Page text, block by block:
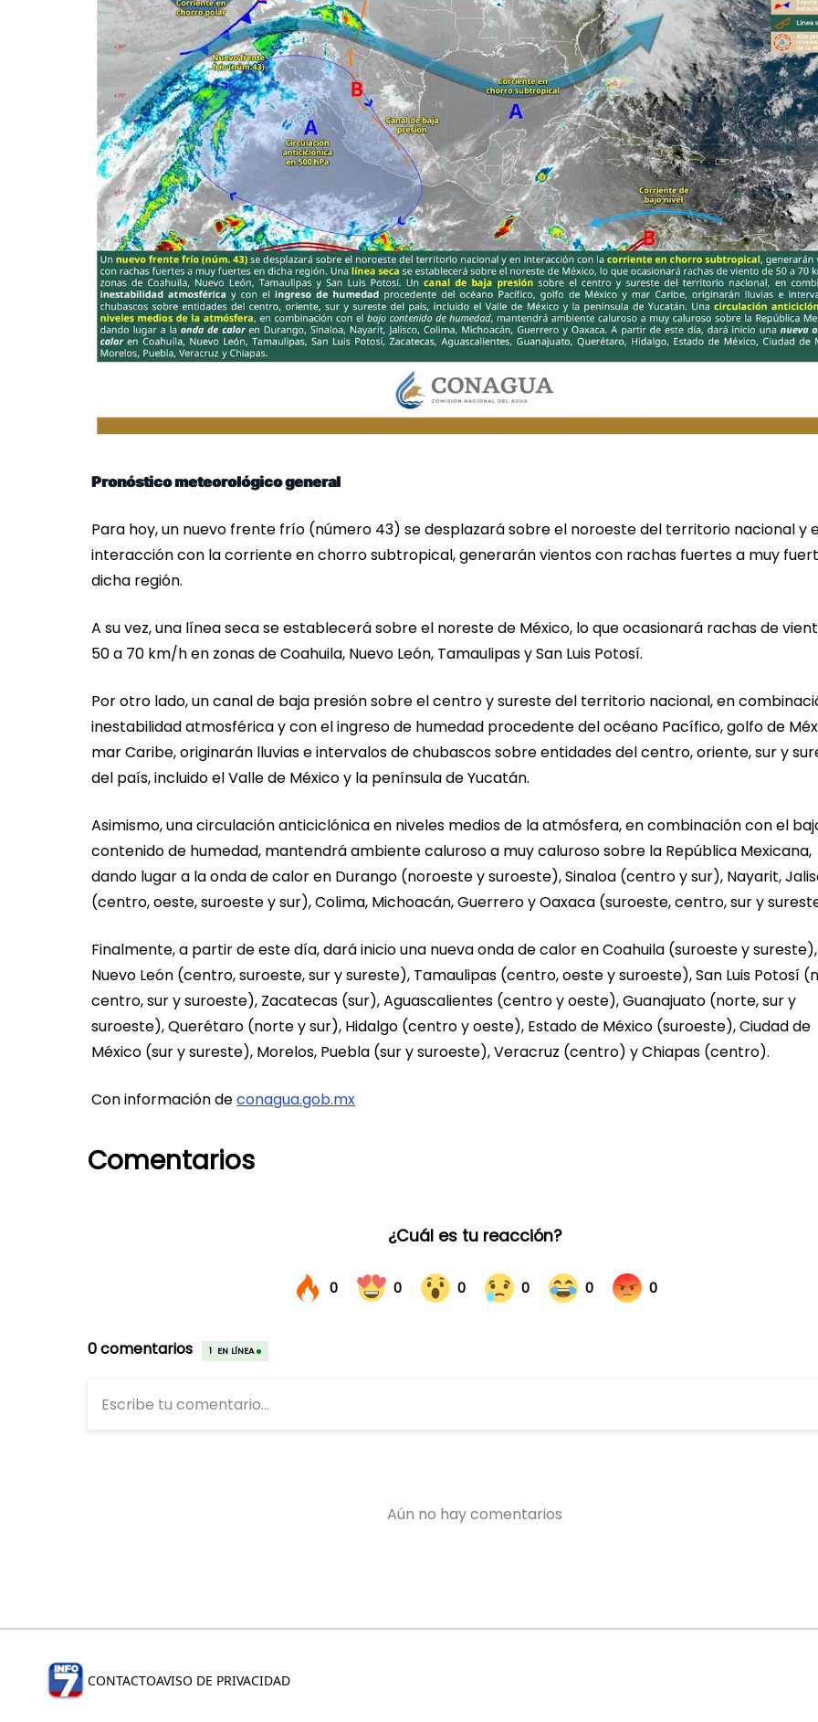
Pronóstico meteorológico general
Para hoy, un nuevo frente frío (número 43) se desplazará sobre el noroeste del territorio nacional y
interacción con la corriente en chorro subtropical, generarán vientos con rachas fuertes a muy
dicha región.
A su vez, una línea seca se establecerá sobre el noreste de México, lo que ocasionará rachas de
50 a 70 km/h en zonas de Coahuila, Nuevo León, Tamaulipas y San Luis Potosí.
Por otro lado, un canal de baja presión sobre el centro y sureste del territorio nacional, en
inestabilidad atmosférica y con el ingreso de humedad procedente del océano Pacífico, golfo de
mar Caribe, originarán lluvias e intervalos de chubascos sobre entidades del centro, oriente, sur y
del país, incluido el Valle de México y la península de Yucatán.
Asimismo, una circulación anticiclónica en niveles medios de la atmósfera, en combinación con el
contenido de humedad, mantendrá ambiente caluroso a muy caluroso sobre la República Mexicana,
dando lugar a la onda de calor en Durango (noroeste y suroeste), Sinaloa (centro y sur), Nayarit,
(centro, oeste, suroeste y sur), Colima, Michoacán, Guerrero y Oaxaca (suroeste, centro, sur y
Finalmente, a partir de este día, dará inicio una nueva onda de calor en Coahuila (suroeste y sureste),
Nuevo León (centro, suroeste, sur y sureste), Tamaulipas (centro, oeste y suroeste), San Luis Potosí
centro, sur y suroeste), Zacatecas (sur), Aguascalientes (centro y oeste), Guanajuato (norte, sur y
suroeste), Querétaro (norte y sur), Hidalgo (centro y oeste), Estado de México (suroeste), Ciudad de
México (sur y sureste), Morelos, Puebla (sur y suroeste), Veracruz (centro) y Chiapas (centro).
Con información deconagua.gob.mx
Comentarios
CONTACTOAVISO DE PRIVACIDAD